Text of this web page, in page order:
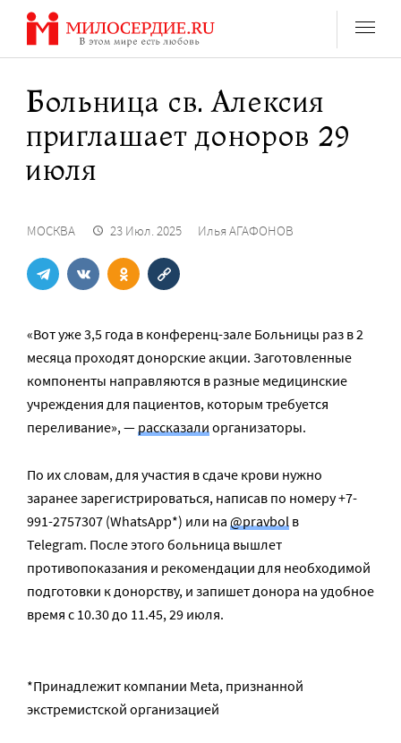
Перейти
содержанию
Больница св. Алексия
приглашает доноров 29
июля
МОСКВА 23 Июл. 2025 Илья АГАФОНОВ
«Вот уже 3,5 года в конференц-зале Больницы раз в 2
месяца проходят донорские акции. Заготовленные
компоненты направляются в разные медицинские
учреждения для пациентов, которым требуется
переливание», —рассказалиорганизаторы.
По их словам, для участия в сдаче крови нужно
заранее зарегистрироваться, написав по номеру +7-
991-2757307 (WhatsApp*) или на @pravbol в
Telegram. После этого больница вышлет
противопоказания и рекомендации для необходимой
подготовки к донорству, и запишет донора на удобное
время с 10.30 до 11.45, 29 июля.
*Принадлежит компании Meta, признанной
экстремистской организацией